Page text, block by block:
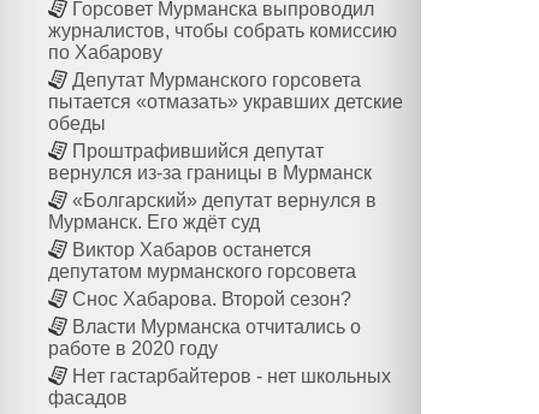
Горсовет Мурманска выпроводил
журналистов, чтобы собрать комиссию
по Хабарову
Депутат Мурманского горсовета
пытается «отмазать» укравших детские
обеды
Проштрафившийся депутат
вернулся из-за границы в Мурманск
«Болгарский» депутат вернулся в
Мурманск. Его ждёт суд
Виктор Хабаров останется
депутатом мурманского горсовета
Снос Хабарова. Второй сезон?
Власти Мурманска отчитались о
работе в 2020 году
Нет гастарбайтеров - нет школьных
фасадов